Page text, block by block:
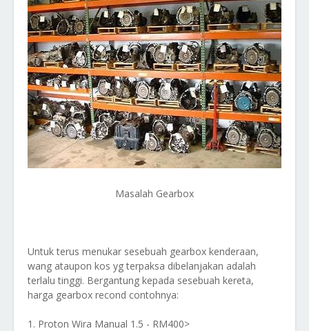
Masalah Gearbox
Untuk terus menukar sesebuah gearbox kenderaan,
wang ataupon kos yg terpaksa dibelanjakan adalah
terlalu tinggi. Bergantung kepada sesebuah kereta,
harga gearbox recond contohnya:
1. Proton Wira Manual 1.5 - RM400>